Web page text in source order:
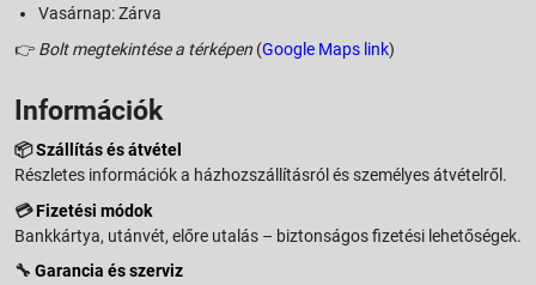
Vasárnap: Zárva
👉 Bolt megtekintése a térképen (Google Maps link)
Információk
📦Szállítás és átvétel
Részletes információk a házhozszállításról és személyes átvételről.
💳Fizetési módok
Bankkártya, utánvét, előre utalás – biztonságos fizetési lehetőségek.
🔧 Garancia és szerviz